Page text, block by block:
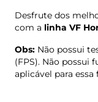
Desfrute dos
com a linha VF
Obs: Não possui
(FPS). Não possui
aplicável para essa